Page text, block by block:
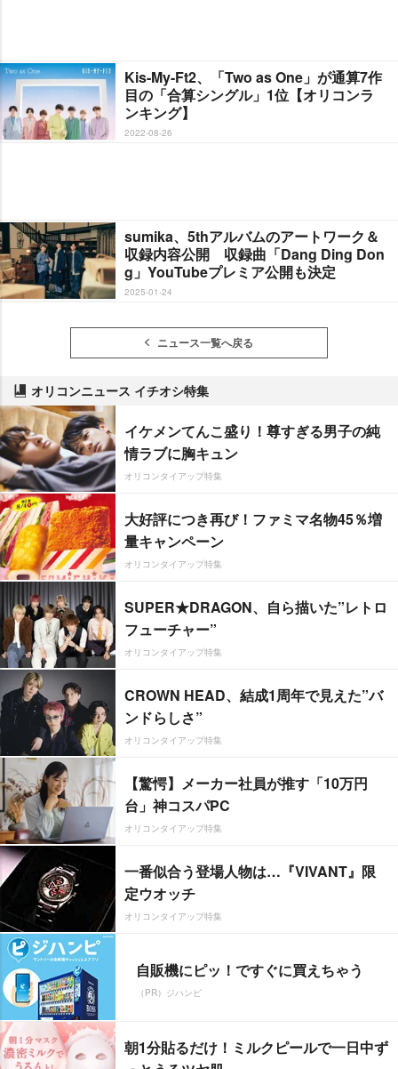
Kis-My-Ft2、「Two as One」が通算7作
目の「合算シングル」1位【オリコンラ
ンキング】
2022-08-26
sumika、5thアルバムのアートワーク＆
収録内容公開 収録曲「Dang Ding Don
g」YouTubeプレミア公開も決定
2025-01-24
ニュース一覧へ戻る
オリコンニュース イチオシ特集
イケメンてんこ盛り！尊すぎる男子の純
情ラブに胸キュン
オリコンタイアップ特集
大好評につき再び！ファミマ名物45％増
量キャンペーン
オリコンタイアップ特集
SUPER★DRAGON、自ら描いた”レトロ
フューチャー”
オリコンタイアップ特集
CROWN HEAD、結成1周年で見えた”バ
ンドらしさ”
オリコンタイアップ特集
【驚愕】メーカー社員が推す「10万円
台」神コスパPC
オリコンタイアップ特集
一番似合う登場人物は…『VIVANT』限
定ウオッチ
オリコンタイアップ特集
自販機にピッ！ですぐに買えちゃう
（PR）ジハンピ
朝1分貼るだけ！ミルクピールで一日中ず